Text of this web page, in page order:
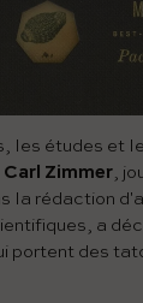
les études et
Carl Zimmer,
la rédaction
a
portent des